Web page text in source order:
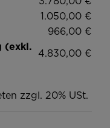
1.050,00 €
966,00 €
(exkl. 4.830,00 €
zzgl. 20% USt.